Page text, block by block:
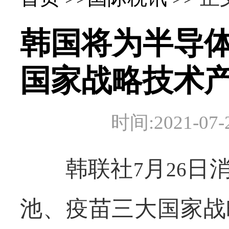
韩国将为半导
国家战略技术
时间:2021-
韩联社7 月 26 日
池、疫苗三大国家